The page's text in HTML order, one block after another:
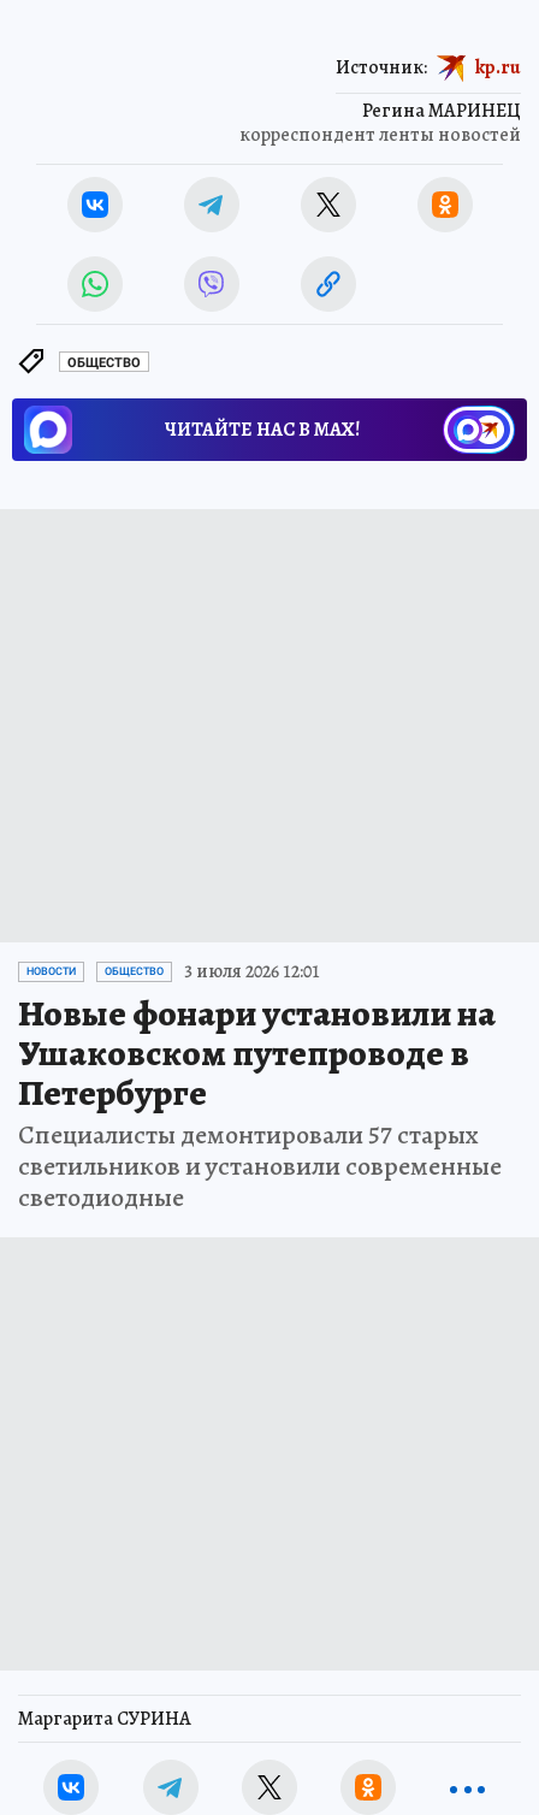
Регина МАРИНЕЦ
корреспондент ленты новостей
Источник: kp.ru
ОБЩЕСТВО
ЧИТАЙТЕ НАС В МАХ!
НОВОСТИ ОБЩЕСТВО 3 июля 2026 12:01
Новые фонари установили на
Ушаковском путепроводе в
Петербурге
Специалисты демонтировали 57 старых
светильников и установили современные
светодиодные
Маргарита СУРИНА